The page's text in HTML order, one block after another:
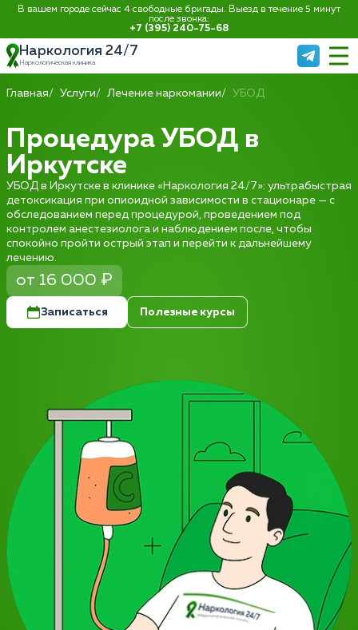
В вашем городе сейчас 4 свободные бригады. Выезд в течение 5 минут
после звонка:
+7 (395) 240-75-68
Наркология 24/7
Наркологическая клиника
Главная Услуги Лечение наркомании УБОД
Процедура УБОД в
Иркутске
УБОД в Иркутске в клинике «Наркология 24/7»: ультрабыстрая
детоксикация при опиоидной зависимости в стационаре — с
обследованием перед процедурой, проведением под
контролем анестезиолога и наблюдением после, чтобы
спокойно пройти острый этап и перейти к дальнейшему
лечению.
от 16 000 ₽
Записаться Полезные курсы